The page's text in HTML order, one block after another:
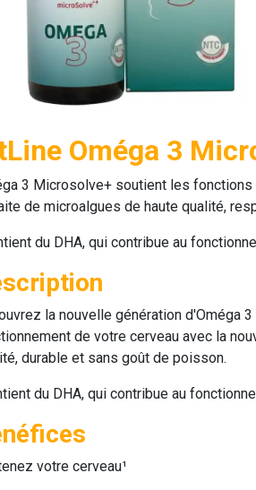
Oméga 3
3 Microsolve+ soutient les fonctions
de microalgues de haute qualité,
du DHA, qui contribue au
la nouvelle génération d'Oméga
de votre cerveau avec la
durable et sans goût de poisson.
du DHA, qui contribue au
votre cerveau¹